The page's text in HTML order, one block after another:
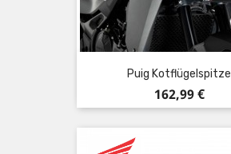
Puig Kotflügelspitze
Preis
162,99 €